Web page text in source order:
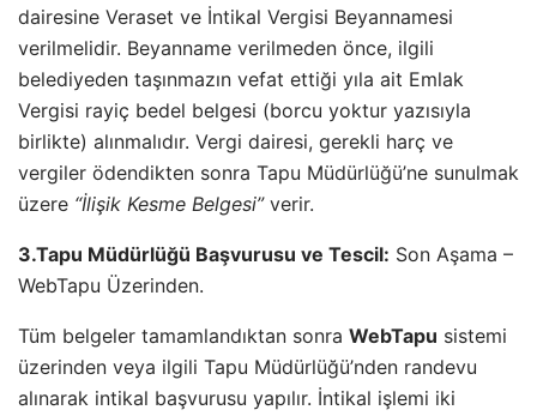
dairesine Veraset ve İntikal Vergisi Beyannamesi
verilmelidir. Beyanname verilmeden önce, ilgili
belediyeden taşınmazın vefat ettiği yıla ait Emlak
Vergisi rayiç bedel belgesi (borcu yoktur yazısıyla
birlikte) alınmalıdır. Vergi dairesi, gerekli harç ve
vergiler ödendikten sonra Tapu Müdürlüğü’ne sunulmak
üzere “İlişik Kesme Belgesi”verir.
3.Tapu Müdürlüğü Başvurusu ve Tescil: Son Aşama –
WebTapu Üzerinden.
Tüm belgeler tamamlandıktan sonra WebTapu sistemi
üzerinden veya ilgili Tapu Müdürlüğü’nden randevu
alınarak intikal başvurusu yapılır. İntikal işlemi iki